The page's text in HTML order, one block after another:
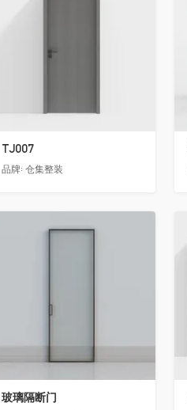
TJ007
品牌: 仓集整装
玻璃隔断门